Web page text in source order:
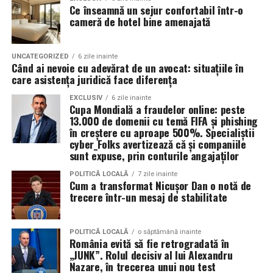
Unde te informezi și de unde
cumperi
Pentru a evita alegerile greșite, este important să te
documentezi dintr-o sursă specializată. Pe
aerconditionat12000btu.ro, magazin online și portal
de informații parte din ecosistemul QuickShop.ro,
găsești:
ghiduri clare despre alegerea aparatului potrivit
explicații despre corelarea BTU cu suprafața
selecție de aparate de aer condiționat de 12000
informații utile pentru utilizare și montaj
Este genul de platformă care te ajută să alegi informat,
Diferența dintre un produs și un ritual
Un produs îl folosești. Un ritual îl trăiești.
Când îți alegi un gel de corp sau o loțiune de mâini, te
gândești doar la faptul că „trebuie” să te hidratezi? Sau
îți permiți plăcerea de a alege ceva care îți face pielea să
miroasă exact a ceea ce ți se potrivește ție în ziua aceea?
La Numinos, această nuanță face toată diferența. Fiecare
produs – fie că vorbim de geluri de mâini, loțiuni de corp
sau lumânări parfumate – este creat cu o atenție
aproape obsesivă la detalii. Pentru că, dincolo de
funcționalitate, contează experiența.
Imaginează-ți dimineața: faci duș cu un gel care îți
trezește simțurile, aplici apoi o loțiune de corp care îți
completează starea și, în final, îți parfumezi camera cu o
Ce înseamnă un sejur confortabil într-o
cameră de hotel bine amenajată
UNCATEGORIZED 6 zile inainte
Când ai nevoie cu adevărat de un avocat: situațiile în
care asistența juridică face diferența
EXCLUSIV 6 zile inainte
Cupa Mondială a fraudelor online: peste
13.000 de domenii cu temă FIFA și phishing
în creștere cu aproape 500%. Specialiștii
cyber_Folks avertizează că și companiile
sunt expuse, prin conturile angajaților
POLITICĂ LOCALĂ 7 zile inainte
Cum a transformat Nicușor Dan o notă de
trecere într-un mesaj de stabilitate
POLITICĂ LOCALĂ o săptămână inainte
România evită să fie retrogradată în
„JUNK”. Rolul decisiv al lui Alexandru
Nazare, în trecerea unui nou test